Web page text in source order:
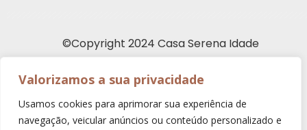
Valorizamos a sua privacidade
Usamos cookies para aprimorar sua experiência de
navegação, veicular anúncios ou conteúdo personalizado e
©Copyright 2024 Casa Serena Idade
Política de Privacidade e Cookies